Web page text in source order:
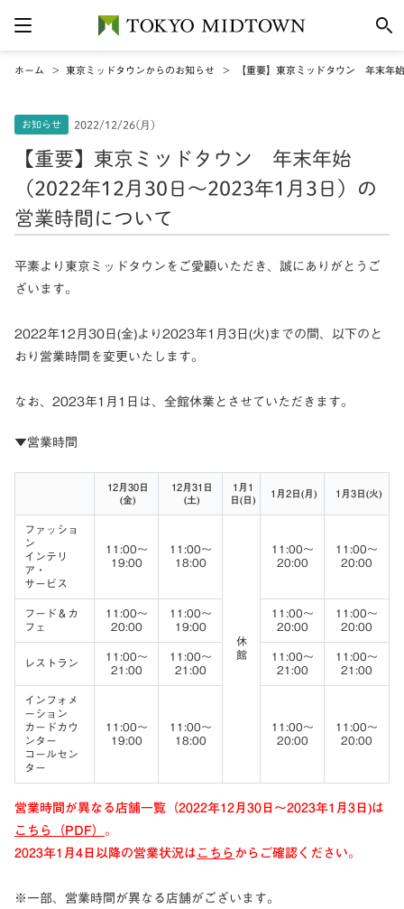
ホーム 東京ミッドタウンからのお知らせ 【重要】東京ミッドタウン 年末年
お知らせ 2022/12/26(月)
【重要】東京ミッドタウン 年末年始
（2022年12月30日～2023年1月3日）の
営業時間について
平素より東京ミッドタウンをご愛顧いただき、誠にありがとうご
ざいます。
2022年12月30日(金)より2023年1月3日(火)までの間、以下のと
おり営業時間を変更いたします。
なお、2023年1月1日は、全館休業とさせていただきます。
▼営業時間
12月30日
(金)
12月31日
(土)
1月1
日(日)
1月2日(月) 1月3日(火)
ファッショ
ン
インテリ
ア・
サービス
11:00～
19:00
11:00～
18:00
休
館
11:00～
20:00
11:00～
20:00
フード＆カ
フェ
11:00～
20:00
11:00～
19:00
11:00～
20:00
11:00～
20:00
レストラン
11:00～
21:00
11:00～
21:00
11:00～
21:00
11:00～
21:00
インフォメ
ーション
カードカウ
ンター
コールセン
ター
11:00～
19:00
11:00～
18:00
11:00～
20:00
11:00～
20:00
営業時間が異なる店舗一覧（2022年12月30日～2023年1月3日)は
こちら（PDF） 。
2023年1月4日以降の営業状況は こちら からご確認ください。
※一部、営業時間が異なる店舗がございます。